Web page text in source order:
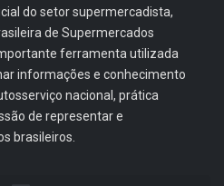
do setor supermercadista,
de Supermercados
ferramenta utilizada
informações e conhecimento
nacional, prática
de representar e
brasileiros.